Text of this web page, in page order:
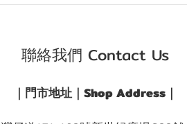
聯絡我們 Contact Us
｜門市地址｜Shop Address｜